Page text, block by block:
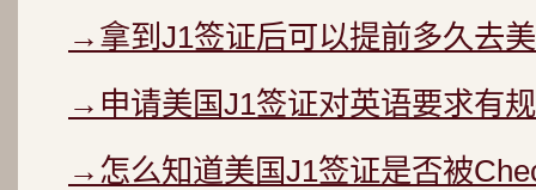
→拿到J1签证后可以提前多久去
→申请美国J1签证对英语要求有
→怎么知道美国J1签证是否被